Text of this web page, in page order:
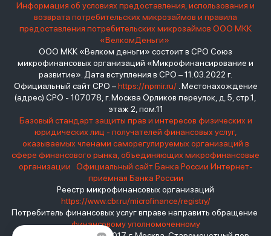
Информация об условиях предоставления, использования и
возврата потребительских микрозаймов и правила
предоставления потребительских микрозаймов ООО МКК
«ВелкомДеньги»
ООО МКК «Велком деньги» состоит в СРО Союз
микрофинансовых организаций «Микрофинансирование и
развитие». Дата вступления в СРО – 11.03.2022 г.
Официальный сайт СРО –https://npmir.ru/. Местонахождение
(адрес) СРО - 107078, г. Москва Орликов переулок, д.5, стр.1,
этаж 2, пом.11
Базовый стандарт защиты прав и интересов физических и
юридических лиц - получателей финансовых услуг,
оказываемых членами саморегулируемых организаций в
сфере финансового рынка, объединяющих микрофинансовые
организации
Официальный сайт Банка России Интернет-
приемная Банка России
Реестр микрофинансовых организаций
https://www.cbr.ru/microfinance/registry/
Потребитель финансовых услуг вправе направить обращение
финансовому уполномоченному